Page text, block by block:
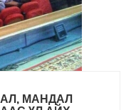
МАНДАЛ